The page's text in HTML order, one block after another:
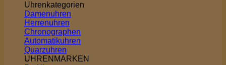
Uhrenkategorien
Damenuhren
Herrenuhren
Chronographen
Automatikuhren
Quarzuhren
UHRENMARKEN